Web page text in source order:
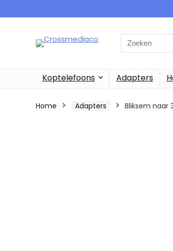
Search
for:
Koptelefoons Adapters
Home Adapters Bliksem naar